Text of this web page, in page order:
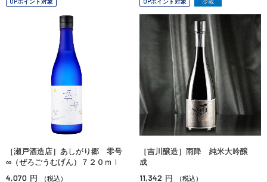
［瀬戸酒造店］あしがり郷 零号
∞（ぜろごうむげん）７２０ｍｌ
4,070 円 （税込）
［吉川醸造］雨降 純米大吟醸
成
11,342 円 （税込）